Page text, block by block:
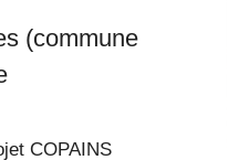
(commune
COPAINS